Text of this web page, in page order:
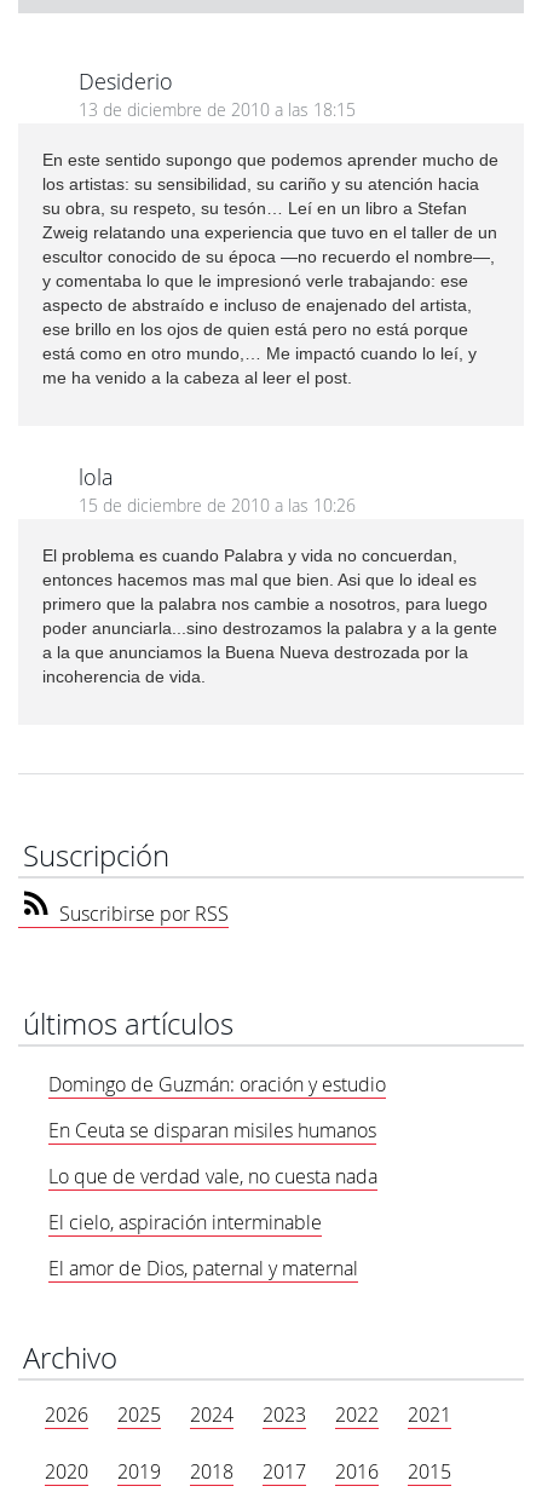
Desiderio
13 de diciembre de 2010 a las 18:15
En este sentido supongo que podemos aprender mucho de
los artistas: su sensibilidad, su cariño y su atención hacia
su obra, su respeto, su tesón… Leí en un libro a Stefan
Zweig relatando una experiencia que tuvo en el taller de un
escultor conocido de su época —no recuerdo el nombre—,
y comentaba lo que le impresionó verle trabajando: ese
aspecto de abstraído e incluso de enajenado del artista,
ese brillo en los ojos de quien está pero no está porque
está como en otro mundo,… Me impactó cuando lo leí, y
me ha venido a la cabeza al leer el post.
lola
15 de diciembre de 2010 a las 10:26
El problema es cuando Palabra y vida no concuerdan,
entonces hacemos mas mal que bien. Asi que lo ideal es
primero que la palabra nos cambie a nosotros, para luego
poder anunciarla...sino destrozamos la palabra y a la gente
a la que anunciamos la Buena Nueva destrozada por la
incoherencia de vida.
Suscripción
Suscribirse por RSS
últimos artículos
Domingo de Guzmán: oración y estudio
En Ceuta se disparan misiles humanos
Lo que de verdad vale, no cuesta nada
El cielo, aspiración interminable
El amor de Dios, paternal y maternal
Archivo
2026 2025 2024 2023 2022 2021
2020 2019 2018 2017 2016 2015